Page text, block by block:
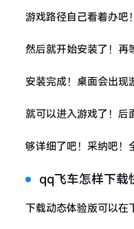
游戏路径自己看着办吧
然后就开始安装了！再
安装完成！桌面会出现
就可以进入游戏了！后
够详细了吧！采纳吧！
qq飞车怎样下载
下载动态体验版可以在